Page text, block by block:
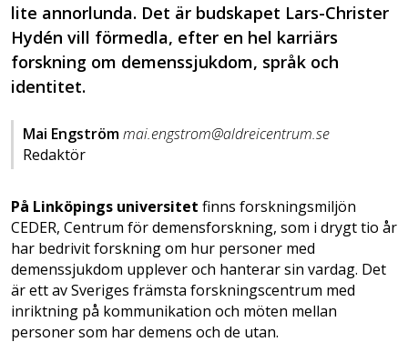
lite annorlunda. Det är budskapet Lars-Christer
Hydén vill förmedla, efter en hel karriärs
forskning om demenssjukdom, språk och
identitet.
Mai Engströmmai.engstrom@aldreicentrum.se
Redaktör
På Linköpings universitet finns forskningsmiljön
CEDER, Centrum för demensforskning, som i drygt tio år
har bedrivit forskning om hur personer med
demenssjukdom upplever och hanterar sin vardag. Det
är ett av Sveriges främsta forskningscentrum med
inriktning på kommunikation och möten mellan
personer som har demens och de utan.